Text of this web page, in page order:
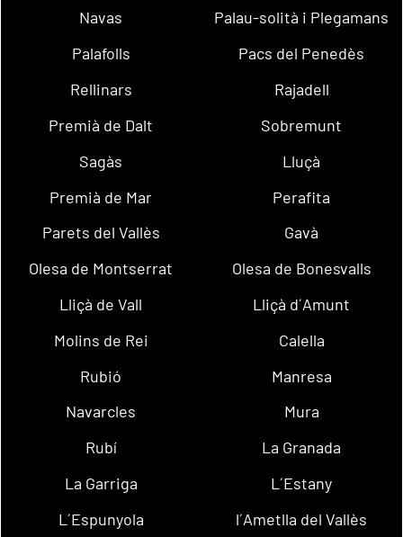
Navas
Palau-solità i Plegamans
Palafolls
Pacs del Penedès
Rellinars
Rajadell
Premià de Dalt
Sobremunt
Sagàs
Lluçà
Premià de Mar
Perafita
Parets del Vallès
Gavà
Olesa de Montserrat
Olesa de Bonesvalls
Lliçà de Vall
Lliçà d´Amunt
Molins de Rei
Calella
Rubió
Manresa
Navarcles
Mura
Rubí
La Granada
La Garriga
L´Estany
L´Espunyola
l´Ametlla del Vallès